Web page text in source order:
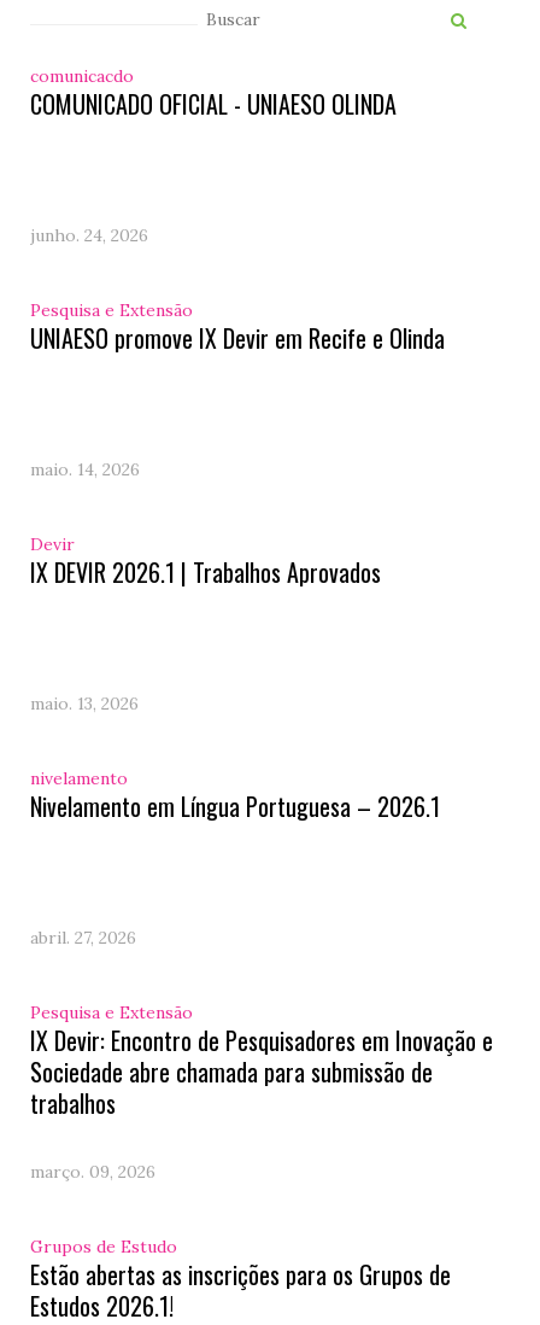
comunicacdo
COMUNICADO OFICIAL - UNIAESO OLINDA
junho. 24, 2026
Pesquisa e Extensão
UNIAESO promove IX Devir em Recife e Olinda
maio. 14, 2026
Devir
IX DEVIR 2026.1 | Trabalhos Aprovados
maio. 13, 2026
nivelamento
Nivelamento em Língua Portuguesa – 2026.1
abril. 27, 2026
Pesquisa e Extensão
IX Devir: Encontro de Pesquisadores em Inovação e
Sociedade abre chamada para submissão de
trabalhos
março. 09, 2026
Grupos de Estudo
Estão abertas as inscrições para os Grupos de
Estudos 2026.1!